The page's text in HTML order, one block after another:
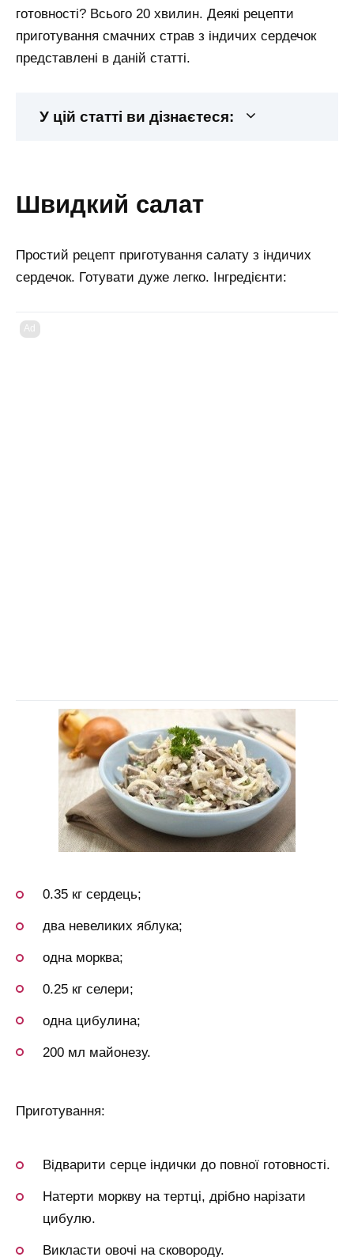
готовності? Всього 20 хвилин. Деякі рецепти
приготування смачних страв з індичих сердечок
представлені в даній статті.
У цій статті ви дізнаєтеся:
швидкий салат
Простий рецепт приготування салату з індичих
сердечок. Готувати дуже легко. Інгредієнти:
Ad
0.35 кг сердець;
два невеликих яблука;
одна морква;
0.25 кг селери;
одна цибулина;
200 мл майонезу.
Приготування:
Відварити серце індички до повної готовності.
Натерти моркву на тертці, дрібно нарізати
цибулю.
Викласти овочі на сковороду.